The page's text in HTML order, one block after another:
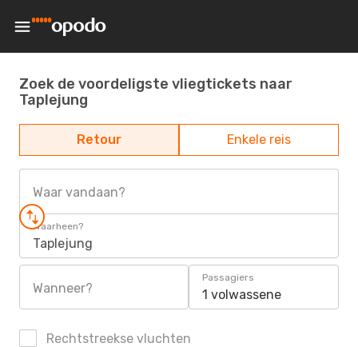
Zoek de voordeligste vliegtickets naar
Taplejung
Retour Enkele reis
Waar vandaan?
Waarheen?
Taplejung
Wanneer?
Passagiers
1 volwassene
Rechtstreekse vluchten